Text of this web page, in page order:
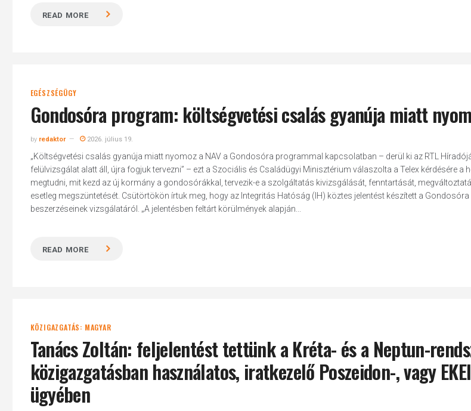
Hit enter to search or ESC to close
READ MORE
EGÉSZSÉGÜGY
Gondosóra program: költségvetési csalás gyanúja miatt
by redaktor 2026. július 19.
„Költségvetési csalás gyanúja miatt nyomoz a NAV a Gondosóra programmal kapcsolatban – derül ki az RTL
felülvizsgálat alatt áll, újra fogjuk tervezni” – ezt a Szociális és Családügyi Minisztérium válaszolta a Telex kérdésére a
megtudni, mit kezd az új kormány a gondosórákkal, tervezik-e a szolgáltatás kivizsgálását, fenntartását,
esetleg megszüntetését. Csütörtökön írtuk meg, hogy az Integritás Hatóság (IH) köztes jelentést készített a
beszerzéseinek vizsgálatáról. „A jelentésben feltárt körülmények alapján...
READ MORE
KÖZIGAZGATÁS: MAGYAR
Tanács Zoltán: feljelentést tettünk a Kréta- és a Neptun-
közigazgatásban használatos, iratkezelő Poszeidon-, vagy
ügyében